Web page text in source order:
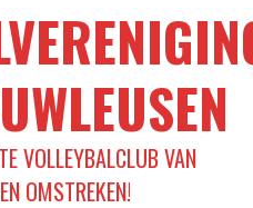
VOLLEYBALCLUB VAN
OMSTREKEN!